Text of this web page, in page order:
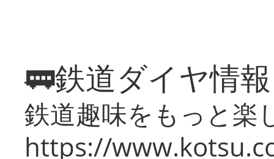
🚃鉄道ダイヤ情
鉄道趣味をもっと楽
https://